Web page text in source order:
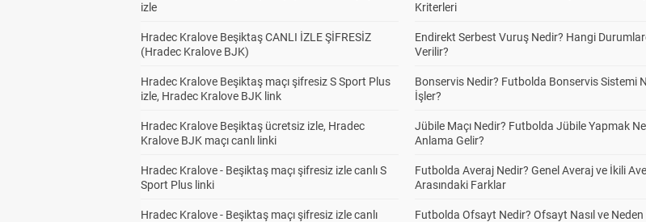
izle
Hradec Kralove Beşiktaş CANLI İZLE ŞİFRESİZ
(Hradec Kralove BJK)
Hradec Kralove Beşiktaş maçı şifresiz S Sport Plus
izle, Hradec Kralove BJK link
Hradec Kralove Beşiktaş ücretsiz izle, Hradec
Kralove BJK maçı canlı linki
Hradec Kralove - Beşiktaş maçı şifresiz izle canlı S
Sport Plus linki
Hradec Kralove - Beşiktaş maçı şifresiz izle canlı
Kriterleri
Endirekt Serbest Vuruş Nedir? Hangi
Verilir?
Bonservis Nedir? Futbolda Bonservis Sistemi
İşler?
Jübile Maçı Nedir? Futbolda Jübile Yapmak Ne
Anlama Gelir?
Futbolda Averaj Nedir? Genel Averaj ve İkili
Arasındaki Farklar
Futbolda Ofsayt Nedir? Ofsayt Nasıl ve Neden